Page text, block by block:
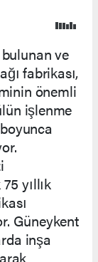
ve
fabrikası,
önemli
işlenme
yıllık
Güneykent
inşa